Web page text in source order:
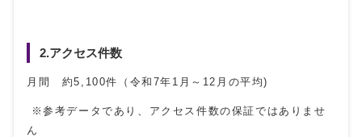
2.アクセス件数
月間 約5,100件（令和7年1月～12月の平均)
※参考データであり、アクセス件数の保証ではありませ
ん